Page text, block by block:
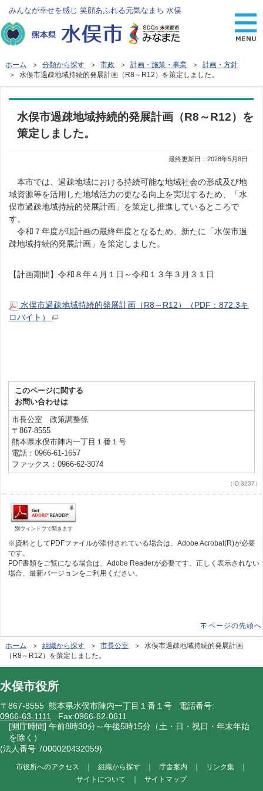
みんなが幸せを感じ 笑顔あふれる元気なまち 水俣
ホーム ＞分類から探す ＞市政 ＞計画・施策・事業 ＞計画・方針
＞ 水俣市過疎地域持続的発展計画（R8～R12）を策定しました。
水俣市過疎地域持続的発展計画（R8～R12）を
策定しました。
最終更新日：2026年5月8日
本市では、過疎地域における持続可能な地域社会の形成及び地
域資源等を活用した地域活力の更なる向上を実現するため、「水
俣市過疎地域持続的発展計画」を策定し推進しているところで
す。
令和７年度が現計画の最終年度となるため、新たに「水俣市過
疎地域持続的発展計画」を策定しました。
【計画期間】令和８年４月１日～令和１３年３月３１日
水俣市過疎地域持続的発展計画（R8～R12）（PDF：872.3キ
ロバイト）
このページに関する
お問い合わせは
市長公室 政策調整係
〒867-8555
熊本県水俣市陣内一丁目１番１号
電話：0966-61-1657
ファックス：0966-62-3074
（ID:3237）
別ウィンドウで開きます
※資料としてPDFファイルが添付されている場合は、Adobe Acrobat(R)が必要
です。
PDF書類をご覧になる場合は、Adobe Readerが必要です。正しく表示されない
場合、最新バージョンをご利用ください。
ページの先頭へ
ホーム ＞組織から探す ＞市長公室 ＞ 水俣市過疎地域持続的発展計画
（R8～R12）を策定しました。
水俣市役所
〒867-8555 熊本県水俣市陣内一丁目１番１号 電話番号:
0966-63-1111 Fax:0966-62-0611
[開庁時間] 午前8時30分～午後5時15分（土・日・祝日・年末年始
を除く）
(法人番号 7000020432059)
市役所へのアクセス 組織から探す 庁舎案内 リンク集
サイトについて
サイトマップ